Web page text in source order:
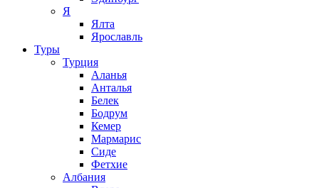
Я
Ялта
Ярославль
Туры
Турция
Аланья
Анталья
Белек
Бодрум
Кемер
Мармарис
Сиде
Фетхие
Албания